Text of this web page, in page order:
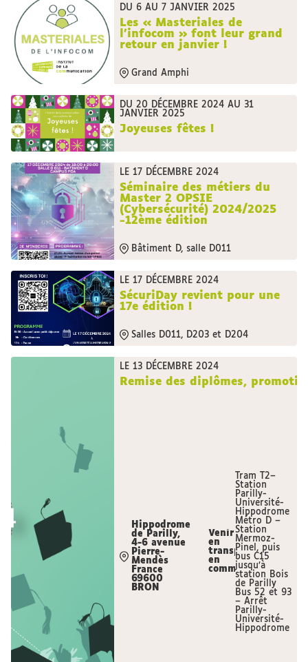
DU 6 AU 7 JANVIER 2025
Les « Masteriales de
l’infocom » font leur grand
retour en janvier !
Grand Amphi
DU 20 DÉCEMBRE 2024 AU 31
JANVIER 2025
Joyeuses fêtes !
LE 17 DÉCEMBRE 2024
Séminaire des métiers du
Master 2 OPSIE
(Cybersécurité) 2024/2025
-12ème édition
Bâtiment D, salle D011
LE 17 DÉCEMBRE 2024
SécuriDay revient pour une
17e édition !
Salles D011, D203 et D204
LE 13 DÉCEMBRE 2024
Remise des diplômes,
Hippodrome
de Parilly,
4-6 avenue
Pierre-
Mendès
France
69600
BRON
Venir
en
transport
en
commun
Tram T2–
Station
Parilly-
Université-
Hippodrome
Métro D –
Station
Mermoz-
Pinel, puis
bus C15
jusqu’à
station Bois
de Parilly
Bus 52 et 93
– Arrêt
Parilly-
Université-
Hippodrome